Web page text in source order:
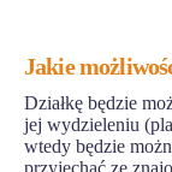
Jakie
Działkę będzie
jej wydzieleniu
wtedy będzie